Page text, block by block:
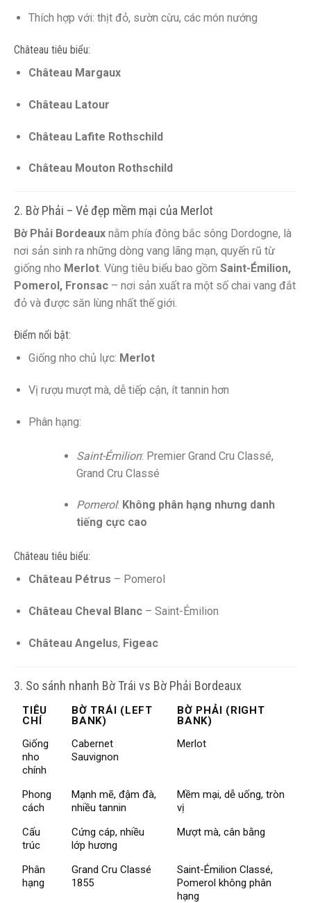
Thích hợp với: thịt đỏ, sườn cừu, các món nướng
Château tiêu biểu:
Château Margaux
Château Latour
Château Lafite Rothschild
Château Mouton Rothschild
2. Bờ Phải – Vẻ đẹp mềm mại của Merlot
Bờ Phải Bordeaux nằm phía đông bắc sông Dordogne, là
nơi sản sinh ra những dòng vang lãng mạn, quyến rũ từ
giống nho Merlot. Vùng tiêu biểu bao gồm Saint-Émilion,
Pomerol, Fronsac – nơi sản xuất ra một số chai vang đắt
đỏ và được săn lùng nhất thế giới.
Điểm nổi bật:
Giống nho chủ lực: Merlot
Vị rượu mượt mà, dễ tiếp cận, ít tannin hơn
Phân hạng:
Saint-Émilion: Premier Grand Cru Classé,
Grand Cru Classé
Pomerol: Không phân hạng nhưng danh
tiếng cực cao
Château tiêu biểu:
Château Pétrus – Pomerol
Château Cheval Blanc– Saint-Émilion
Château Angelus, Figeac
3. So sánh nhanh Bờ Trái vs Bờ Phải Bordeaux
TIÊU
CHÍ
BỜ TRÁI (LEFT
BANK)
BỜ PHẢI (RIGHT
BANK)
Giống
nho
chính
Cabernet
Sauvignon
Merlot
Phong
cách
Mạnh mẽ, đậm đà,
nhiều tannin
Mềm mại, dễ uống, tròn
vị
Cấu
trúc
Cứng cáp, nhiều
lớp hương
Mượt mà, cân bằng
Phân
hạng
Grand Cru Classé
1855
Saint-Émilion Classé,
Pomerol không phân
hạng